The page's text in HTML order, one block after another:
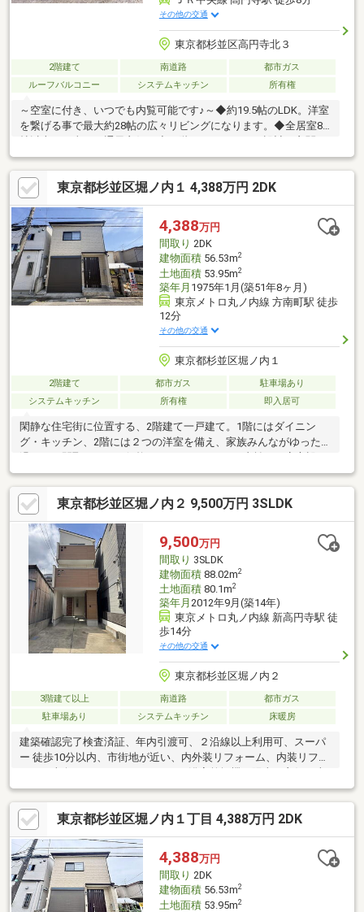
その他の交通
東京都杉並区高円寺北３
2階建て 南道路
都市ガス
ルーフバルコニー
システムキッチン 所有権
～空室に付き、いつでも内覧可能です♪～◆約19.5帖のLDK。洋室
を繋げる事で最大約28帖の広々リビングになります。◆全居室8
ロープあり。◆小中学校、純情商店街も近く、暮らしやすく便利
な環境です。◆2026年7月ルームクリーニング実施済◆2025年室
内フルリフォーム済。☆リフォーム内容☆・システムキッチン交
換・クロス張替え・フロアタイル張替え・ユニットバス交換・浴
室鏡・換気扇交換・2階 網戸張替え・玄関 タイル交換
東京都杉並区堀ノ内１ 4,388万円 2DK
4,388万円
間取り 2DK
建物面積56.53m2
土地面積53.95m2
築年月 1975年1月(築51年8ヶ月)
東京メトロ丸ノ内線 方南町駅 徒歩
12分
その他の交通
東京都杉並区堀ノ内１
2階建て 都市ガス
駐車場あり
システムキッチン
所有権 即入居可
閑静な住宅街に位置する、2階建て一戸建て。1階にはダイニン
グ・キッチン、2階には２つの洋室を備え、家族みんながゆったり
計。2020年築のため設備も新しく、すぐに快適な生活をスタート
できます。都心へのアクセスも良好でありながら、北向きの落ち
着いた環境。プランニングエステートが自信を持っておすすめす
る一押し物件です。お問い合わせはお早めに！◇◆資金計画のご
相談◆◇弊社住宅ローンアドバイザーによる資金計画も無料で行
っております。お客様のライフスタイルにあわせて無理のない資
金計画をご提案させていただきます。
東京都杉並区堀ノ内２ 9,500万円 3SLDK
9,500万円
間取り 3SLDK
建物面積88.02m2
土地面積80.1m2
築年月 2012年9月(築14年)
東京メトロ丸ノ内線 新高円寺駅 徒
歩14分
その他の交通
東京都杉並区堀ノ内２
3階建て以上 南道路
都市ガス
駐車場あり
システムキッチン 床暖房
建築確認完了検査済証、年内引渡可、２沿線以上利用可、スーパ
ー 徒歩10分以内、市街地が近い、内外装リフォーム、内装リフォ
側道路面す、閑静な住宅地、ＬＤＫ１５畳以上、整形地、シャワ
ー付洗面化粧台、対面式キッチン、トイレ２ヶ所、外装リフォー
ム、南面バルコニー、フローリング張替、温水洗浄便座、ＴＶモ
ニタ付インターホン、リノベーション、全居室フローリング、パ
ントリー（食器・食品の収納庫）、天井高２．５ｍ以上、３階建
以上、都市ガス、シューズインクローク、屋根裏収納、床暖房、
食器洗乾燥機
東京都杉並区堀ノ内１丁目 4,388万円 2DK
4,388万円
間取り 2DK
建物面積56.53m2
土地面積53.95m2